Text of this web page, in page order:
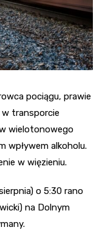
pociągu, prawie
transporcie
wielotonowego
wpływem alkoholu.
w więzieniu.
o 5:30 rano
na Dolnym